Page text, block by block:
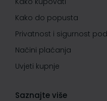
Kako do popusta
Privatnost i sigurnost
Načini plaćanja
Uvjeti kupnje
Saznajte više